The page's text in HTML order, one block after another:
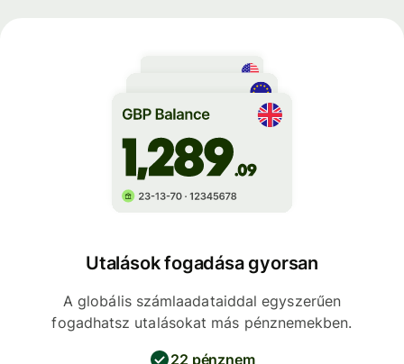
Utalások fogadása gyorsan
A globális számlaadataiddal egyszerűen
fogadhatsz utalásokat más pénznemekben.
22 pénznem